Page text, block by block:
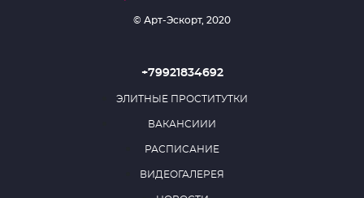
© Арт-Эскорт, 2020
+79921834692
ЭЛИТНЫЕ ПРОСТИТУТКИ
ВАКАНСИИИ
РАСПИСАНИЕ
ВИДЕОГАЛЕРЕЯ